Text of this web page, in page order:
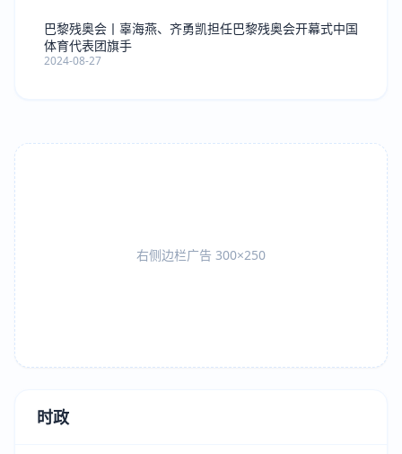
巴黎残奥会丨辜海燕、齐勇凯担任巴黎残奥会开幕式中国
体育代表团旗手
2024-08-27
右侧边栏广告 300×250
时政